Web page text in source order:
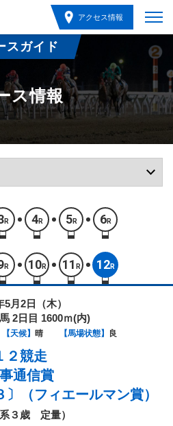
アクセス情報
スガイド
ス情報
R 4R 5R 6R
R 10R 11 R 12R
5月2日（木）
2日目 1600ｍ(内)
【天候】 晴 【馬場状態】 良
２競走
通信賞
（フィエールマン賞）
系３歳 定量）